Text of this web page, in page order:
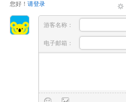
您好！ 请登录
游客名称：
电子邮箱：